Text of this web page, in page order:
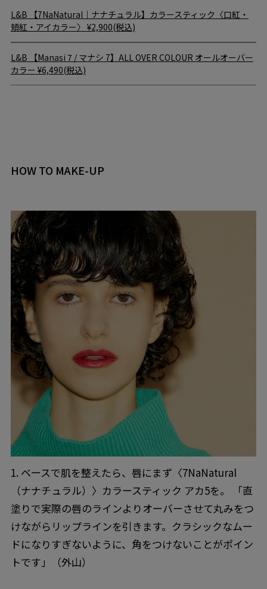
L&B
【7NaNatural｜ナナチュラル】カラースティック〈口紅・
頬紅・アイカラー〉 ¥2,900(税込)
L&B
【Manasi 7 / マナシ 7】ALL OVER COLOUR オールオーバー
カラー ¥6,490(税込)
HOW TO MAKE-UP
1. ベースで肌を整えたら、唇にまず〈7NaNatural
（ナナチュラル）〉カラースティック アカ5を。 「直
塗りで実際の唇のラインよりオーバーさせて丸みをつ
けながらリップラインを引きます。クラシックなムー
ドになりすぎないように、角をつけないことがポイン
トです」（外山）